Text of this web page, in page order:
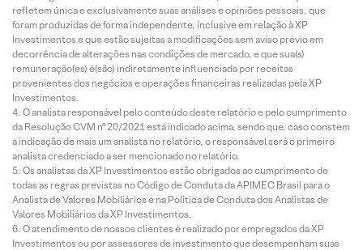
refletem única e exclusivamente suas análises e opiniões pessoais, que
foram produzidas de forma independente, inclusive em relação à XP
Investimentos e que estão sujeitas a modificações sem aviso prévio em
decorrência de alterações nas condições de mercado, e que sua(s)
remuneração(es) é(são) indiretamente influenciada por receitas
provenientes dos negócios e operações financeiras realizadas pela XP
Investimentos.
O analista responsável pelo conteúdo deste relatório e pelo cumprimento
da Resolução CVM nº 20/2021 está indicado acima, sendo que, caso constem
a indicação de mais um analista no relatório, o responsável será o primeiro
analista credenciado a ser mencionado no relatório.
Os analistas da XP Investimentos estão obrigados ao cumprimento de
todas as regras previstas no Código de Conduta da APIMEC Brasil para o
Analista de Valores Mobiliários e na Política de Conduta dos Analistas de
Valores Mobiliários da XP Investimentos.
O atendimento de nossos clientes é realizado por empregados da XP
Investimentos ou por assessores de investimento que desempenham suas